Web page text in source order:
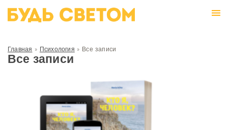
Главная » Психология » Все записи
Все записи